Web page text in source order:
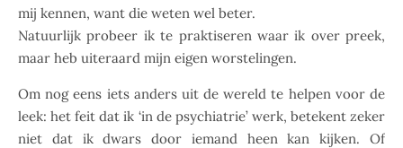
mij kennen, want die weten wel beter.
Natuurlijk probeer ik te praktiseren waar ik over preek,
maar heb uiteraard mijn eigen worstelingen.
Om nog eens iets anders uit de wereld te helpen voor de
leek: het feit dat ik ‘in de psychiatrie’ werk, betekent zeker
niet dat ik dwars door iemand heen kan kijken. Of